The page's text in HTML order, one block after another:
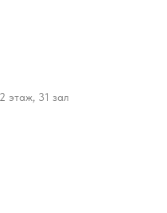
этаж, 31 зал